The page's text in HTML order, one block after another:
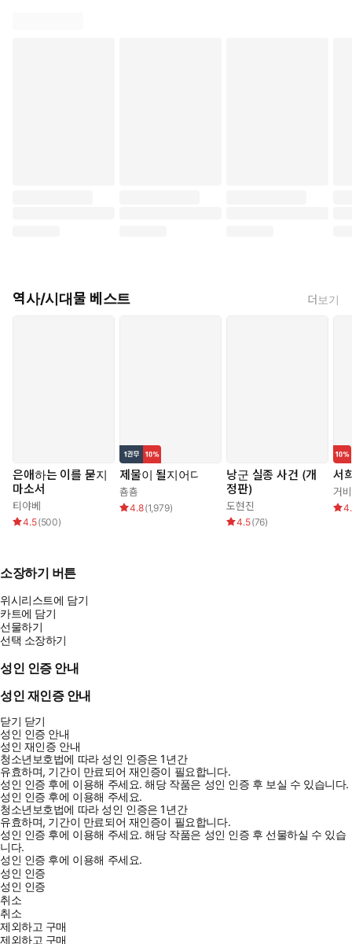
역사/시대물 베스트 더보기
은애하는 이를 묻지
마소서
티야베
4.5(500)
제물이 될지어다
춈춈
4.8(1,979)
낭군 실종 사건 (개
정판)
도현진
4.5(76)
서
거
소장하기 버튼
위시리스트에 담기
카트에 담기
선물하기
선택 소장하기
성인 인증 안내
성인 재인증 안내
닫기 닫기
성인 인증 안내
성인 재인증 안내
청소년보호법에 따라 성인 인증은 1년간
유효하며, 기간이 만료되어 재인증이 필요합니다.
성인 인증 후에 이용해 주세요.해당 작품은 성인 인증 후 보실 수 있습니다.
성인 인증 후에 이용해 주세요.
청소년보호법에 따라 성인 인증은 1년간
유효하며, 기간이 만료되어 재인증이 필요합니다.
성인 인증 후에 이용해 주세요.해당 작품은 성인 인증 후 선물하실 수 있습
니다.
성인 인증 후에 이용해 주세요.
성인 인증
성인 인증
취소
취소
제외하고 구매
제외하고 구매